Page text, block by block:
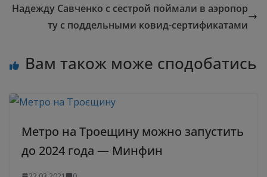
Надежду Савченко с сестрой поймали в аэропор
ту с поддельными ковид-сертификатами
Вам також може сподобатись
Метро на Троещину можно запустить
до 2024 года — Минфин